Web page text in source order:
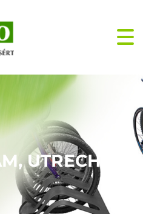
UTRECHT